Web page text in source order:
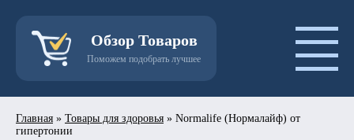
Обзор Товаров
Поможем подобрать лучшее
Главная » Товары для здоровья » Normalife (Нормалайф) от
гипертонии